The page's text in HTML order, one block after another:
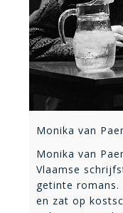
Monika van
Monika van
Vlaamse
getinte
en zat op